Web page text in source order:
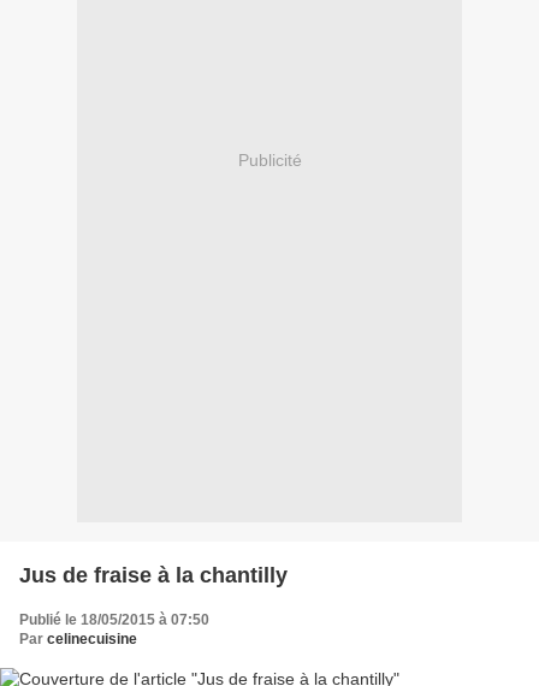
Publicité
Jus de fraise à la chantilly
Publié le 18/05/2015 à 07:50
Par celinecuisine